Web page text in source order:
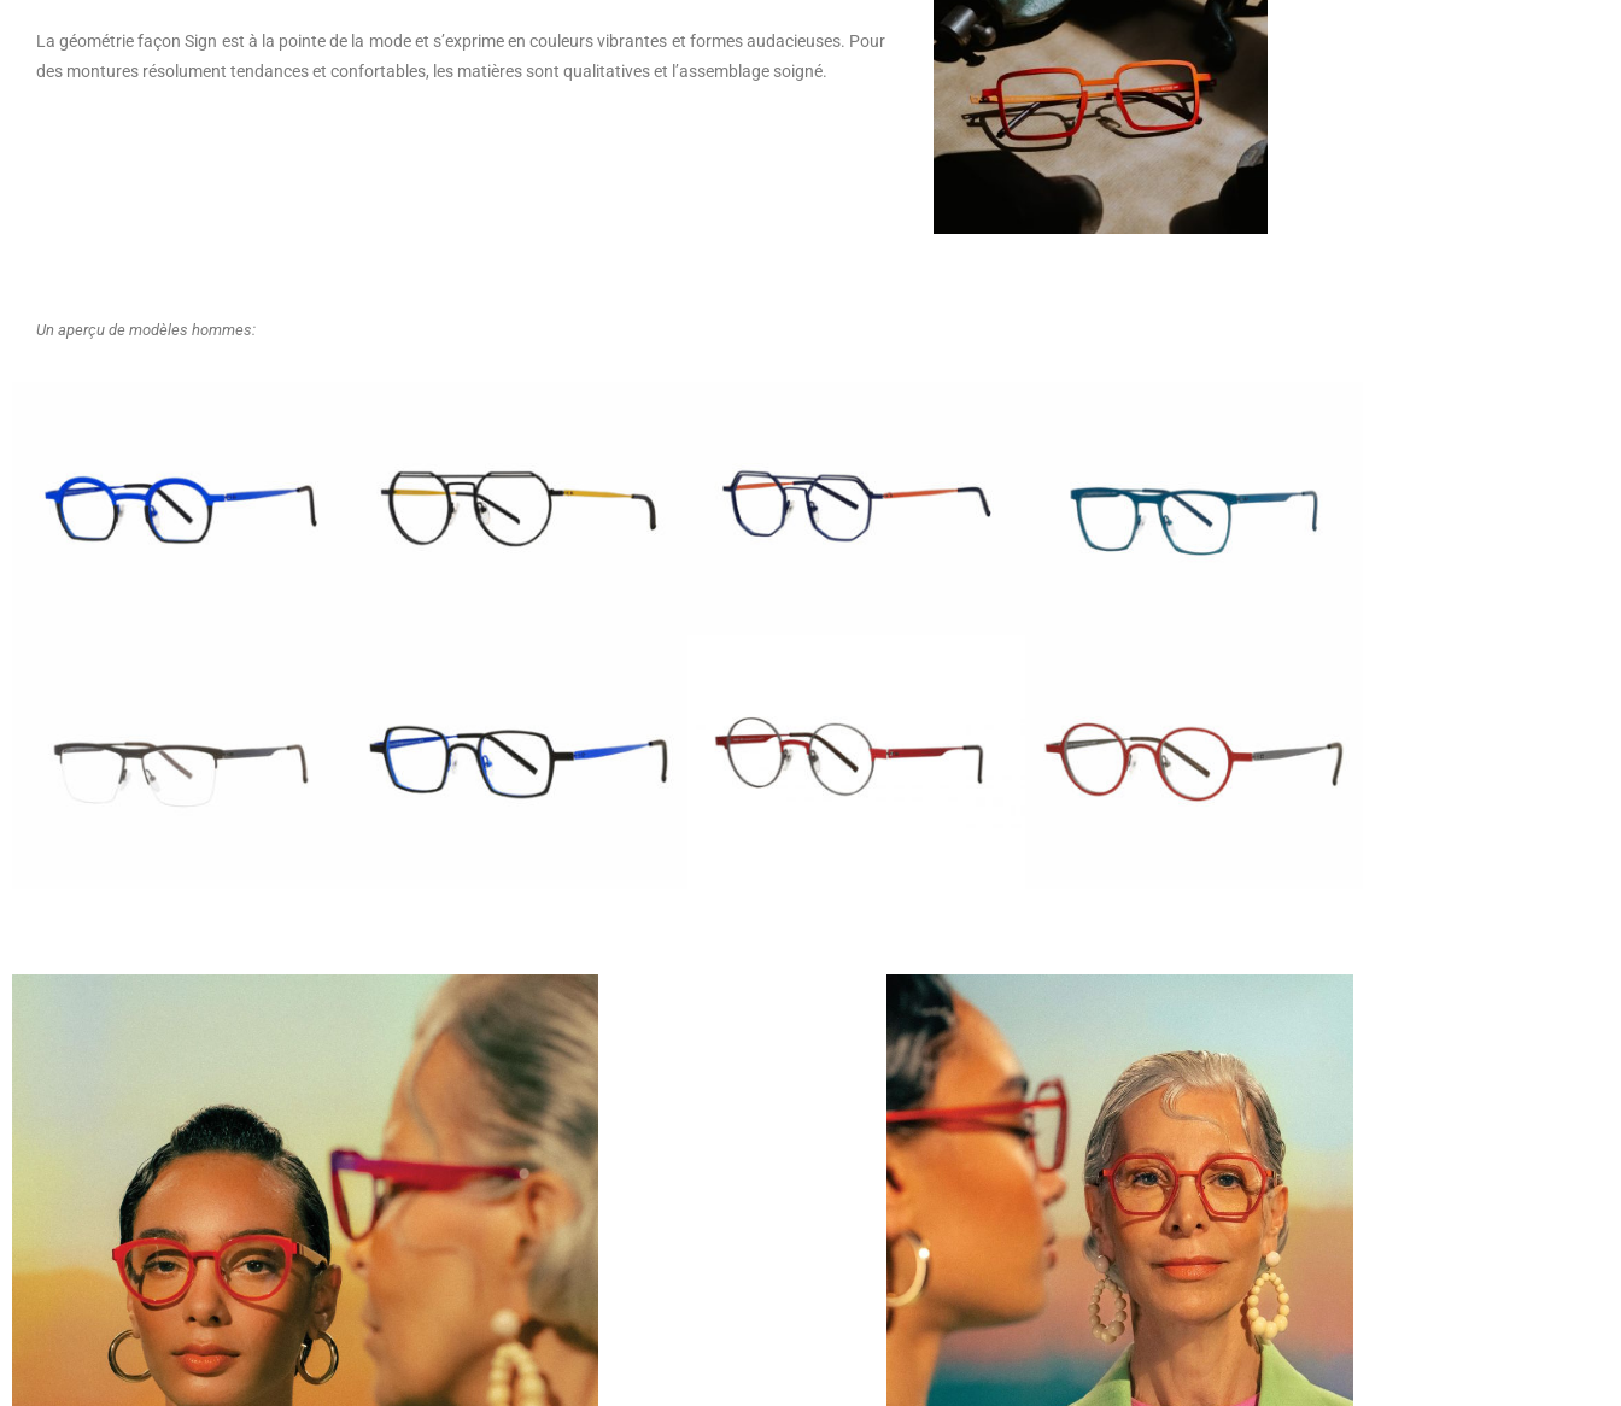
La géométrie façon Sign est à la pointe de la mode et s’exprime en couleurs vibrantes et formes audacieuses. Pour
des montures résolument tendances et confortables, les matières sont qualitatives et l’assemblage soigné.
Un aperçu de modèles hommes: